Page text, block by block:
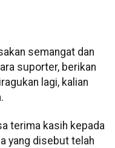
semangat dan
suporter, berikan
lagi, kalian
terima kasih kepada
yang disebut telah